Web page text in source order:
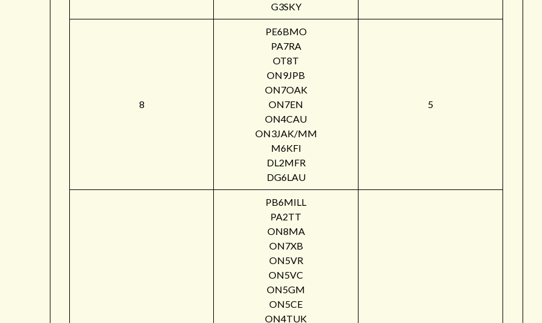
G3SKY
8
PE6BMO
PA7RA
OT8T
ON9JPB
ON7OAK
ON7EN
ON4CAU
ON3JAK/MM
M6KFI
DL2MFR
DG6LAU
5
PB6MILL
PA2TT
ON8MA
ON7XB
ON5VR
ON5VC
ON5GM
ON5CE
ON4TUK